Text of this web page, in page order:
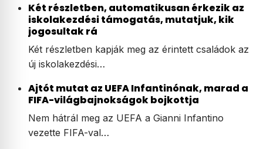
Két részletben, automatikusan érkezik az
iskolakezdési támogatás, mutatjuk, kik
jogosultak rá
Két részletben kapják meg az érintett családok az
új iskolakezdési…
Ajtót mutat az UEFA Infantinónak, marad a
FIFA-világbajnokságok bojkottja
Nem hátrál meg az UEFA a Gianni Infantino
vezette FIFA-val…